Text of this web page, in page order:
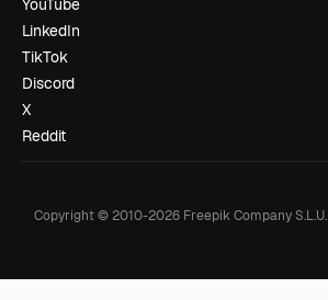
YouTube
LinkedIn
TikTok
Discord
X
Reddit
Copyright © 2010-2026 Freepik Company S.L.U.